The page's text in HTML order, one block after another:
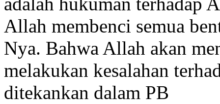
Allah membenci semua
Nya. Bahwa Allah akan
melakukan kesalahan
ditekankan dalam PB